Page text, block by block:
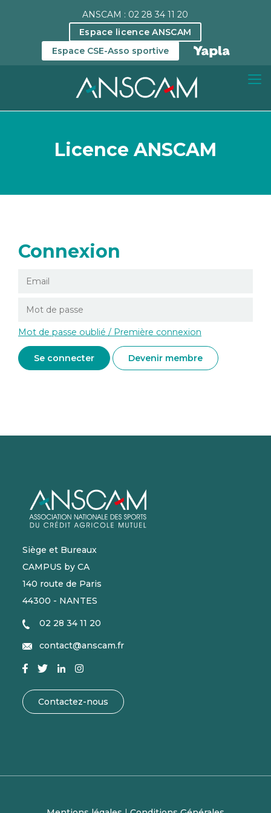
ANSCAM : 02 28 34 11 20
Espace licence ANSCAM
Espace CSE-Asso sportive
Licence ANSCAM
Connexion
Mot de passe oublié / Première connexion
Devenir membre
Siège et Bureaux
CAMPUS by CA
140 route de Paris
44300 - NANTES
02 28 34 11 20
contact@anscam.fr
Contactez-nous